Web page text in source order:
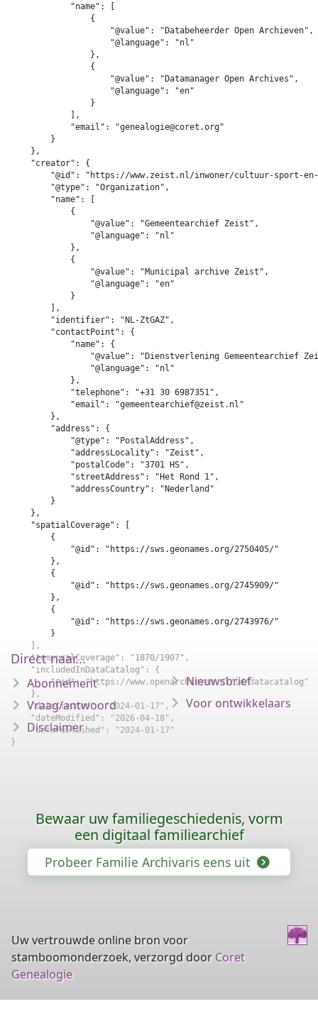
            "name": [
                {
                    "@value": "Databeheerder Open Archieven",
                    "@language": "nl"
                },
                {
                    "@value": "Datamanager Open Archives",
                    "@language": "en"
                }
            ],
            "email": "genealogie@coret.org"
        }
    },
    "creator": {
"@id": "https://www.zeist.nl/inwoner/cultuur-sport-
        "@type": "Organization",
        "name": [
            {
                "@value": "Gemeentearchief Zeist",
                "@language": "nl"
            },
            {
                "@value": "Municipal archive Zeist",
                "@language": "en"
            }
        ],
        "identifier": "NL-ZtGAZ",
        "contactPoint": {
            "name": {
"@value": "Dienstverlening Gemeentearchief
                "@language": "nl"
            },
            "telephone": "+31 30 6987351",
            "email": "gemeentearchief@zeist.nl"
        },
        "address": {
            "@type": "PostalAddress",
            "addressLocality": "Zeist",
            "postalCode": "3701 HS",
            "streetAddress": "Het Rond 1",
            "addressCountry": "Nederland"
        }
    },
    "spatialCoverage": [
        {
            "@id": "https://sws.geonames.org/2750405/"
        },
        {
            "@id": "https://sws.geonames.org/2745909/"
        },
        {
            "@id": "https://sws.geonames.org/2743976/"
        }
    ],
    "temporalCoverage": "1870/1907",
    "includedInDataCatalog": {
        "@id": "https://www.openarchieven.nl/id/datacatalog"
    },
    "dateCreated": "2024-01-17",
    "dateModified": "2026-04-18",
    "datePublished": "2024-01-17"
}
Direct naar...
Abonnement
Vraag/antwoord
Disclaimer
Nieuwsbrief
Voor ontwikkelaars
Bewaar uw familiegeschiedenis, vorm
een digitaal familiearchief
Probeer Familie Archivaris eens uit
Uw vertrouwde online bron voor
stamboomonderzoek, verzorgd door Coret
Genealogie